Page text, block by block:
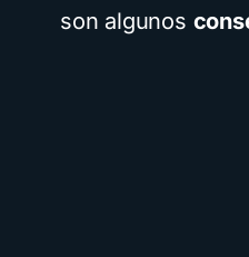
son algunos